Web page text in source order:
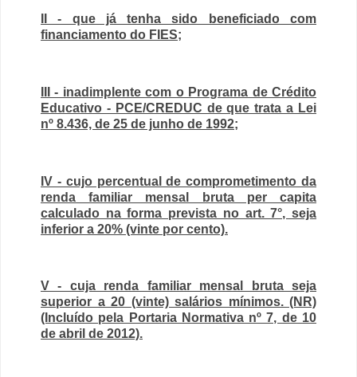
II - que já tenha sido beneficiado com
financiamento do FIES;
III - inadimplente com o Programa de Crédito
Educativo - PCE/CREDUC de que trata a Lei
nº 8.436, de 25 de junho de 1992;
IV - cujo percentual de comprometimento da
renda familiar mensal bruta per capita
calculado na forma prevista no art. 7°, seja
inferior a 20% (vinte por cento).
V - cuja renda familiar mensal bruta seja
superior a 20 (vinte) salários mínimos. (NR)
(Incluído pela Portaria Normativa nº 7, de 10
de abril de 2012).